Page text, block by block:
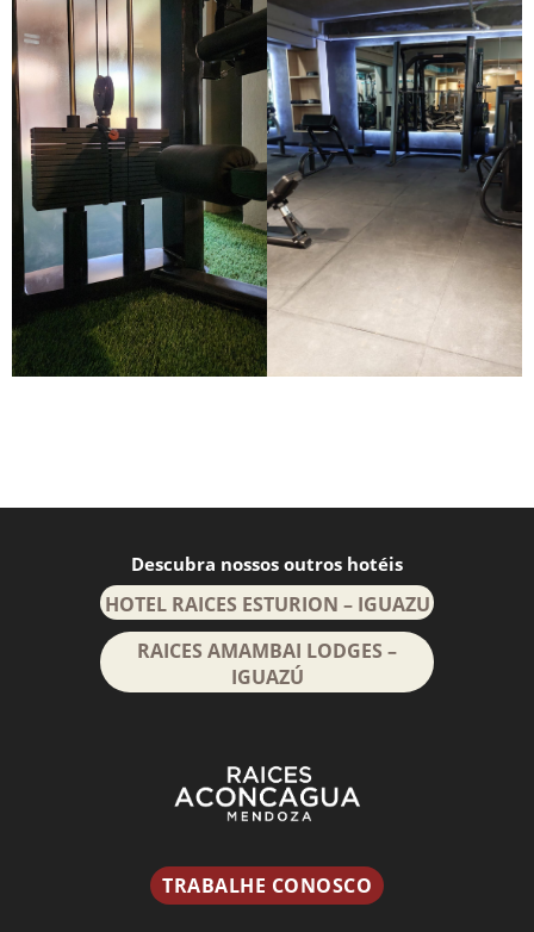
TRABALHE CONOSCO
Descubra nossos outros hotéis
HOTEL RAICES ESTURION – IGUAZU
RAICES AMAMBAI LODGES –
IGUAZÚ